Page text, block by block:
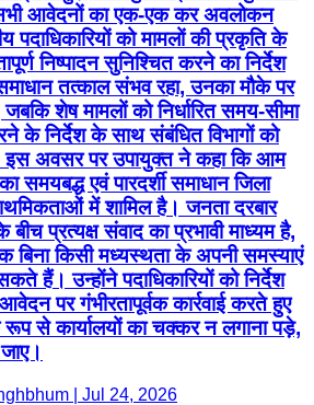
सभी आवेदनों का एक-एक कर अवलोकन
पदाधिकारियों को मामलों की प्रकृति के
निष्पादन सुनिश्चित करने का निर्देश
तत्काल संभव रहा, उनका मौके पर
जबकि शेष मामलों को निर्धारित समय-सीमा
के निर्देश के साथ संबंधित विभागों को
इस अवसर पर उपायुक्त ने कहा कि आम
समयबद्ध एवं पारदर्शी समाधान जिला
में शामिल है। जनता दरबार
प्रत्यक्ष संवाद का प्रभावी माध्यम है,
बिना किसी मध्यस्थता के अपनी समस्याएं
हैं। उन्होंने पदाधिकारियों को निर्देश
पर गंभीरतापूर्वक कार्रवाई करते हुए
से कार्यालयों का चक्कर न लगाना पड़े,
| Jul 24, 2026